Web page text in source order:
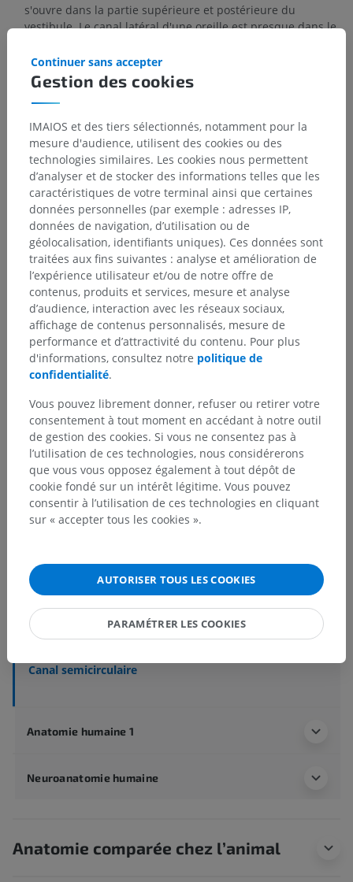
s'ouvre dans la partie supérieure et postérieure du
vestibule. Le canal latéral d'une oreille est presque dans le
supérieur d'une oreille est presque parallèle au canal
postérieur de l'autre.
La traduction est incorrecte ? SIGNALER
Galerie
Hiérarchie anatomique
Anatomie humaine 2
Corps humain> Systèmes intégrants>
Organes des sens> Oreille> Oreille interne
Structures sous-jacentes :
Canal semicirculaire antérieur
Canal semicirculaire postérieur
Branche osseuse commune
Canal semicirculaire
Anatomie humaine 1
Neuroanatomie humaine
Anatomie comparée chez l’animal
Gestion des cookies
Continuer sans accepter
IMAIOS et des tiers sélectionnés, notamment pour la
mesure d'audience, utilisent des cookies ou des
technologies similaires. Les cookies nous permettent
d’analyser et de stocker des informations telles que les
caractéristiques de votre terminal ainsi que certaines
données personnelles (par exemple : adresses IP,
données de navigation, d’utilisation ou de
géolocalisation, identifiants uniques). Ces données sont
traitées aux fins suivantes : analyse et amélioration de
l’expérience utilisateur et/ou de notre offre de
contenus, produits et services, mesure et analyse
d’audience, interaction avec les réseaux sociaux,
affichage de contenus personnalisés, mesure de
performance et d’attractivité du contenu. Pour plus
d'informations, consultez notre politique de
confidentialité.
Vous pouvez librement donner, refuser ou retirer votre
consentement à tout moment en accédant à notre outil
de gestion des cookies. Si vous ne consentez pas à
l’utilisation de ces technologies, nous considérerons
que vous vous opposez également à tout dépôt de
cookie fondé sur un intérêt légitime. Vous pouvez
consentir à l’utilisation de ces technologies en cliquant
sur « accepter tous les cookies ».
AUTORISER TOUS LES COOKIES
PARAMÉTRER LES COOKIES